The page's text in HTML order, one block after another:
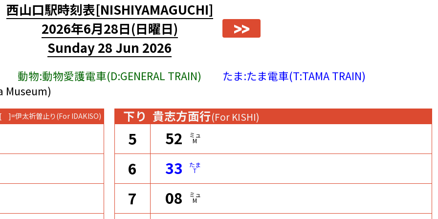
西山口駅時刻表[NISHIYAMAGUCHI]
2026年6月28日(日曜日)
Sunday 28 Jun 2026
>>
動物:動物愛護電車(D:GENERAL TRAIN)
たま:たま電車(T:TAMA TRAIN)
Museum)
]=伊太祈曽止り(For IDAKISO) 下り 貴志方面行(For KISHI)
5 52 ミュ
M
6 33 たま
T
7 08 ミュ
M